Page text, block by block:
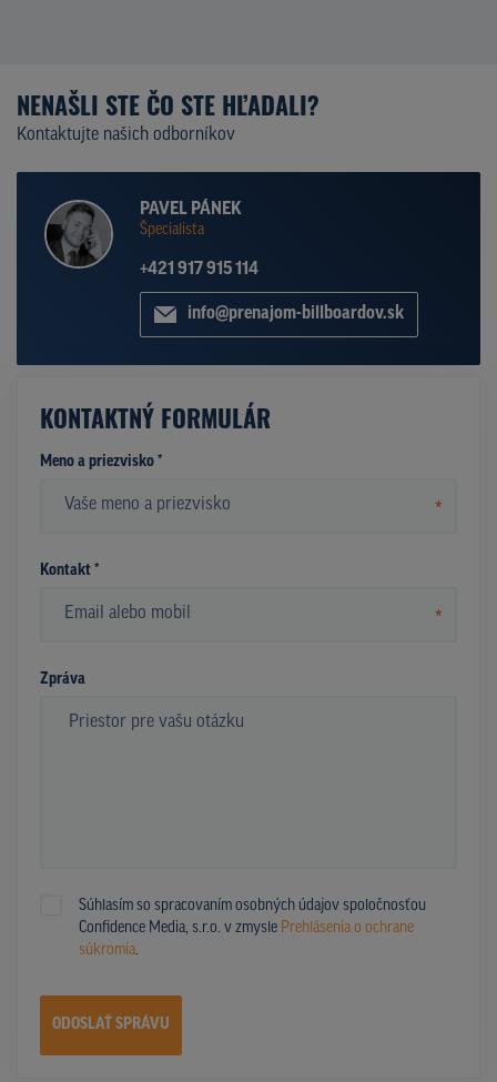
NENAŠLI STE ČO STE HĽADALI?
Kontaktujte našich odborníkov
PAVEL PÁNEK
Špecialista
+421 917 915 114
info@prenajom-billboardov.sk
KONTAKTNÝ FORMULÁR
Meno a priezvisko *
*
Kontakt *
*
Zpráva
Súhlasím so spracovaním osobných údajov spoločnosťou
Confidence Media, s.r.o. v zmysle Prehlásenia o ochrane
súkromia.
ODOSLAŤ SPRÁVU